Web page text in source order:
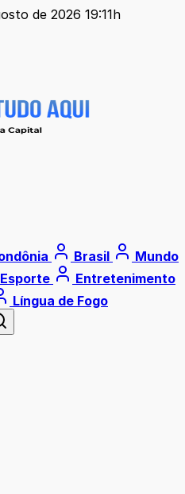
de 2026 19:11h
Brasil
Mundo
Esporte
Entretenimento
Língua de Fogo